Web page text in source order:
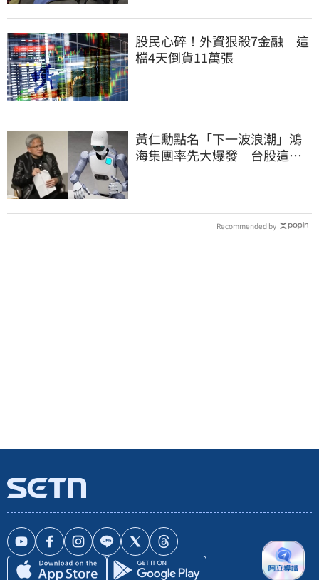
股民心碎！外資狠殺7金融 這
檔4天倒貨11萬張
黃仁勳點名「下一波浪潮」鴻
海集團率先大爆發 台股這族
Recommended by